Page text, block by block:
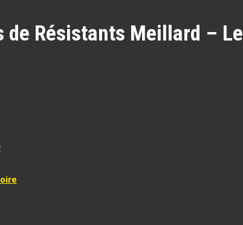
de Résistants Meillard – Le